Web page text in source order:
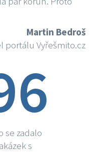
Martin Bedroš
portálu Vyřešmito.cz
se zadalo
s